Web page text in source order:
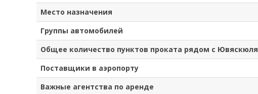
Место назначения
Группы автомобилей
Общее количество пунктов проката рядом с Ювяскюля
Поставщики в аэропорту
Важные агентства по аренде